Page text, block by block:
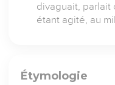
divaguait, parlait
étant agité, au
Étymologie